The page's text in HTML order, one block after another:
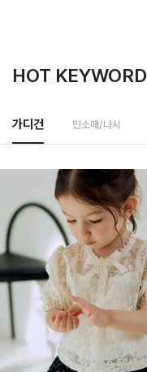
HOT KEYWORD
가디건 민소매/나시